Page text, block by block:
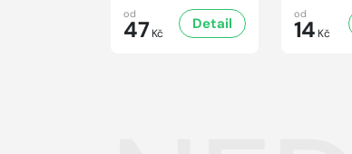
od
47 Kč
Detail
od
14 Kč